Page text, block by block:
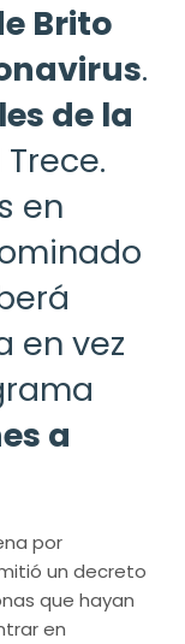
Brito
.
de la
en
en vez
a
por
un decreto
que hayan
en